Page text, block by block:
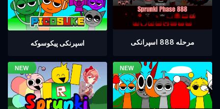
اسپرنکی پیکوسوکه مرحله 888 اسپرانکی